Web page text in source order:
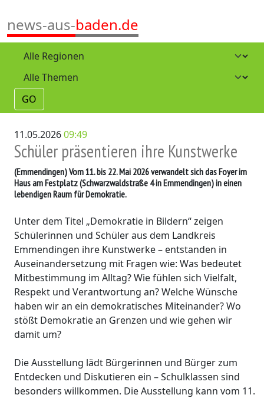
news-aus-baden.de
GO
11.05.202609:49
Schüler präsentieren ihre Kunstwerke
(Emmendingen)Vom 11. bis 22. Mai 2026 verwandelt sich das Foyer im
Haus am Festplatz (Schwarzwaldstraße 4 in Emmendingen) in einen
lebendigen Raum für Demokratie.
Unter dem Titel „Demokratie in Bildern“ zeigen
Schülerinnen und Schüler aus dem Landkreis
Emmendingen ihre Kunstwerke – entstanden in
Auseinandersetzung mit Fragen wie: Was bedeutet
Mitbestimmung im Alltag? Wie fühlen sich Vielfalt,
Respekt und Verantwortung an? Welche Wünsche
haben wir an ein demokratisches Miteinander? Wo
stößt Demokratie an Grenzen und wie gehen wir
damit um?
Die Ausstellung lädt Bürgerinnen und Bürger zum
Entdecken und Diskutieren ein – Schulklassen sind
besonders willkommen. Die Ausstellung kann vom 11.